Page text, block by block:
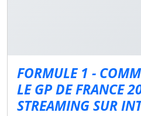
FORMULE 1 -
LE GP DE FRANCE
STREAMING SUR